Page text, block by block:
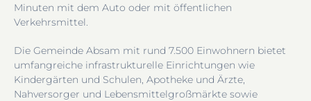
Minuten mit dem Auto oder mit öffentlichen
Verkehrsmittel.
Die Gemeinde Absam mit rund 7.500 Einwohnern bietet
umfangreiche infrastrukturelle Einrichtungen wie
Kindergärten und Schulen, Apotheke und Ärzte,
Nahversorger und Lebensmittelgroßmärkte sowie